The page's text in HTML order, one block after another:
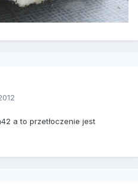
a to przetłoczenie jest